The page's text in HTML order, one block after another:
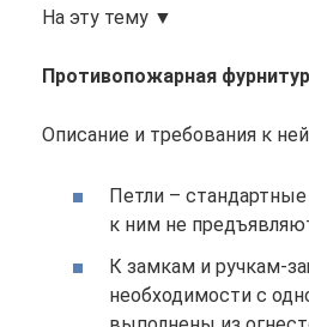
На эту тему ▼
Противопожарная
Описание и требования к ней
Петли –
к ним не
К замкам и ручкам-
необходимости с